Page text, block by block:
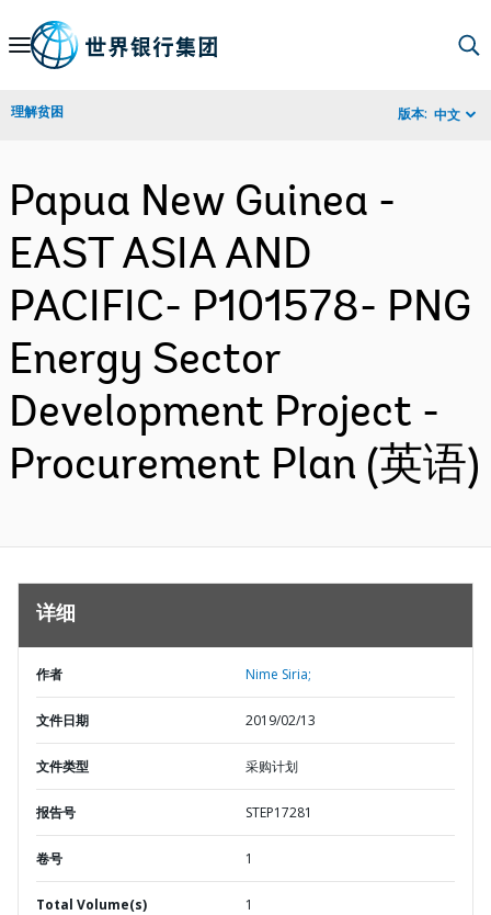
Skip
Navigation
理解贫困 版本: 中文
Papua New Guinea -
EAST ASIA AND
PACIFIC- P101578- PNG
Energy Sector
Development Project -
Procurement Plan (英语)
详细
作者 Nime Siria;
文件日期 2019/02/13
文件类型 采购计划
报告号 STEP17281
卷号 1
Total Volume(s) 1